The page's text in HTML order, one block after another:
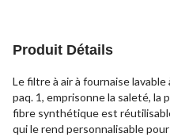
Produit Détails
Le filtre à air à fournaise
paq. 1, emprisonne la saleté, la
fibre synthétique est
qui le rend personnalisable